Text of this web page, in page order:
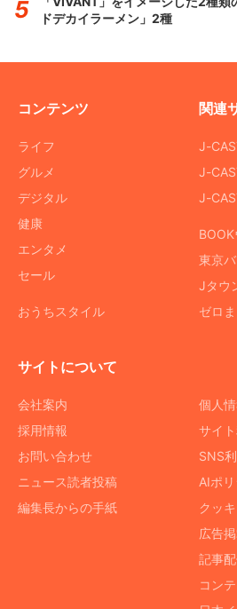
ドデカイラーメン」2種
コンテンツ
ライフ
グルメ
デジタル
健康
エンタメ
セール
おうちスタイル
関連
J-
J-
J-
東京
Jタウ
ゼロ
サイトについて
会社案内
採用情報
お問い合わせ
ニュース読者投稿
編集長からの手紙
個人
サイ
SNS
AIポ
クッ
広告
記事
コン